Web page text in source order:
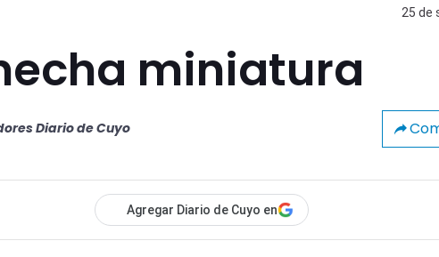
25 de
miniatura
Diario de Cuyo
Agregar Diario de Cuyo en